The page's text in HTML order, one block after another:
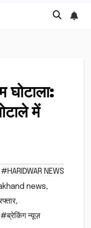
घोटाला:
में
#HARIDWAR NEWS
news,
,
#ब्रेकिंग न्यूज़